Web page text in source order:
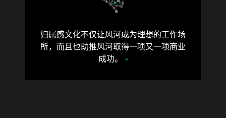
归属感文化不仅让风河成为理想的工作场
所，而且也助推风河取得一项又一项商业
成功。 »